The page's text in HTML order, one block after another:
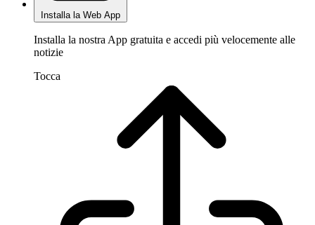
Installa la Web App
Installa la nostra App gratuita e accedi più velocemente alle
notizie
Tocca